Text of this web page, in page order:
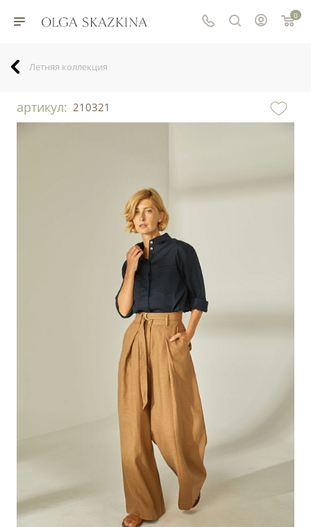
0
Летняя коллекция
артикул: 210321